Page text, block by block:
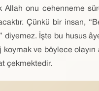
Allah onu cehenneme
Çünkü bir insan,
İşte bu husus
ve böylece
çekmektedir.